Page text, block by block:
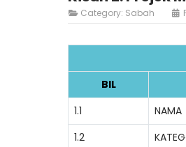
Category: Sabah
BIL
1.1
NAMA
1.2